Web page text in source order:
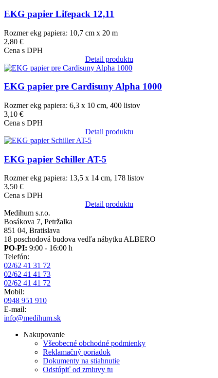
EKG papier Lifepack 12,11
Rozmer ekg papiera: 10,7 cm x 20 m
2,80 €
Cena s DPH
Detail produktu
Obrázok
EKG papier pre Cardisuny Alpha 1000
Rozmer ekg papiera: 6,3 x 10 cm, 400 listov
3,10 €
Cena s DPH
Detail produktu
Obrázok
EKG papier Schiller AT-5
Rozmer ekg papiera: 13,5 x 14 cm, 178 listov
3,50 €
Cena s DPH
Detail produktu
Medihum s.r.o.
Bosákova 7, Petržalka
851 04, Bratislava
18 poschodová budova vedľa nábytku ALBERO
PO-PI: 9:00 - 16:00 h
Telefón:
02/62 41 31 72
02/62 41 41 73
02/62 41 41 72
Mobil:
0948 951 910
E-mail:
info@medihum.sk
Nakupovanie
Všeobecné obchodné podmienky
Reklamačný poriadok
Dokumenty na stiahnutie
Odstúpiť od zmluvy tu